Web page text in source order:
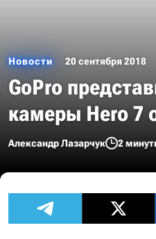
Новости 20 сентября 2018
GoPro
камеры Hero 7
Александр Лазарчук 2